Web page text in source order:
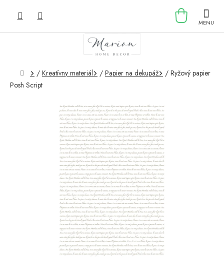
KOŠÍK
Domov
/ Kreatívny materiál / Papier na dekupáž / Ryžový papier
Posh Script